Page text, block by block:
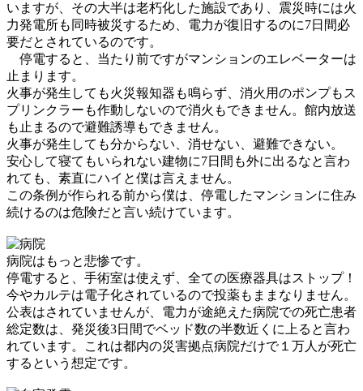
いますが、その大半は老朽化した施設であり、震災時には火
力発電所も同時被災するため、電力が復旧するのに7日間必
要だとされているのです。
停電すると、当たり前ですがマンションのエレベーターは
止まります。
火事が発生しても火災報知器も鳴らず、消火用のポンプもス
プリンクラーも作動しないので消火もできません。館内放送
も止まるので避難誘導もできません。
火事が発生しても分からない、消せない、避難できない。
安心して寝てもいられない建物に7日間も外に出るなと言わ
れても、素直にハイと僕は言えません。
この条例が作られる前から僕は、停電したマンションに住み
続けるのは危険だと言い続けています。
病院はもっと悲惨です。
停電すると、手術室は使えず、全ての医療器具はストップ！
今やカルテは電子化されているので投薬もままなりません。
公表はされていませんが、電力が途絶えた病院での死亡患者
総定数は、発災後3日間でベッド数の半数近くに上ると言わ
れています。これは都内の災害拠点病院だけで１万人が死亡
するという想定です。